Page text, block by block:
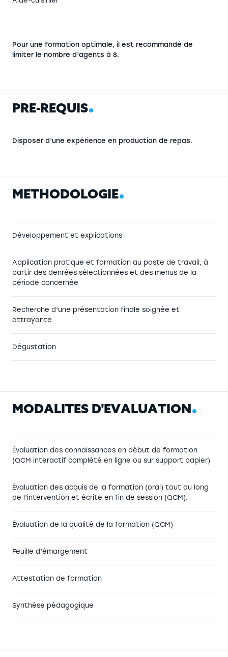
Pour une formation optimale, il est recommandé de
limiter le nombre d’agents à 8.
PRÉ-REQUIS
Disposer d’une expérience en production de repas.
MÉTHODOLOGIE
Développement et explications
Application pratique et formation au poste de travail, à
partir des denrées sélectionnées et des menus de la
période concernée
Recherche d’une présentation finale soignée et
attrayante
Dégustation
MODALITÉS D'ÉVALUATION
Évaluation des connaissances en début de formation
(QCM interactif complété en ligne ou sur support papier)
Évaluation des acquis de la formation (oral) tout au long
de l’intervention et écrite en fin de session (QCM).
Évaluation de la qualité de la formation (QCM)
Feuille d’émargement
Attestation de formation
Synthèse pédagogique